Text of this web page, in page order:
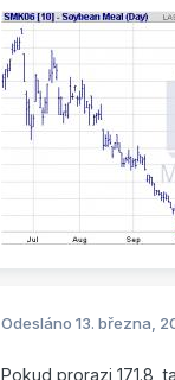
Odesláno 13. března,
Pokud prorazi 171.8,